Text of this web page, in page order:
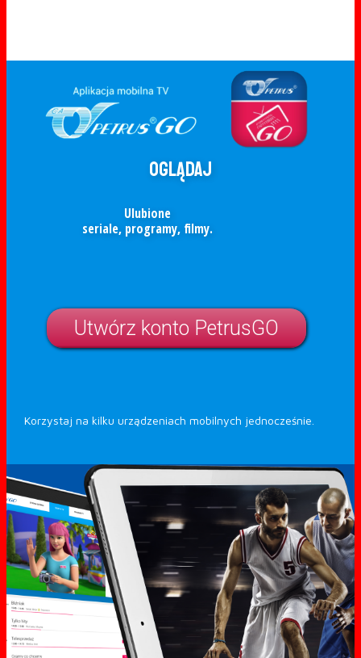
Oglądaj
Ulubione
seriale, programy, filmy.
Utwórz konto PetrusGO
Korzystaj na kilku urządzeniach mobilnych jednocześnie.